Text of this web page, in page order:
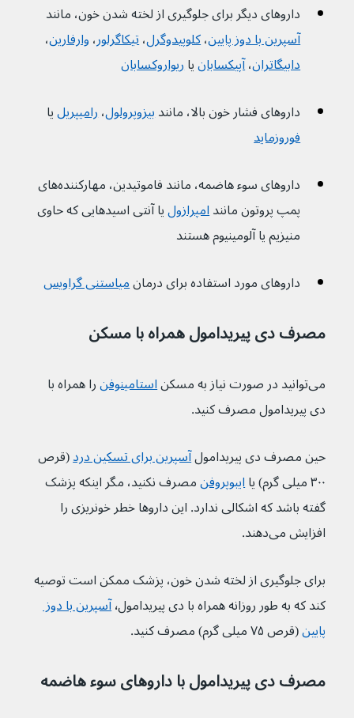
داروهای دیگر برای جلوگیری از لخته شدن خون، مانند
آسپرین با دوز پایین، کلوپیدوگرل، تیکاگرلور، وارفارین،
دابیگاتران، آپیکسابان یا ریواروکسابان
داروهای فشار خون بالا، مانند بیزوپرولول، رامیپریل یا
فوروزماید
داروهای سوء هاضمه، مانند فاموتیدین، مهارکننده‌های
پمپ پروتون مانند امپرازول یا آنتی اسیدهایی که حاوی
منیزیم یا آلومینیوم هستند
داروهای مورد استفاده برای درمان میاستنی گراویس
مصرف دی پیریدامول همراه با مسکن
می‌توانید در صورت نیاز به مسکن استامینوفن را همراه با
دی پیریدامول مصرف کنید.
حین مصرف دی پیریدامول آسپرین برای تسکین درد (قرص
۳۰۰ میلی گرم) یا
ایبوپروفن مصرف نکنید، مگر اینکه پزشک
گفته باشد که اشکالی ندارد. این داروها خطر خونریزی را
افزایش می‌دهند.
برای جلوگیری از لخته شدن خون، پزشک ممکن است توصیه
کند که به طور روزانه همراه با دی پیریدامول٬ آسپرین با دوز
پایین (قرص ۷۵ میلی گرم) مصرف کنید.
مصرف دی پیریدامول با داروهای سوء هاضمه